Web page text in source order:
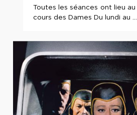
Toutes les séances ont lieu au
cours des Dames Du lundi au ...